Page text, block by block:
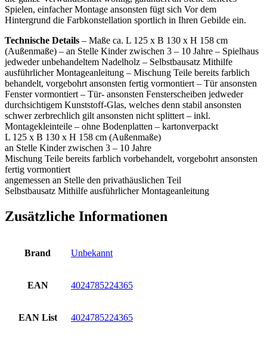
Spielen, einfacher Montage ansonsten fügt sich Vor dem
Hintergrund die Farbkonstellation sportlich in Ihren Gebilde ein.
Technische Details – Maße ca. L 125 x B 130 x H 158 cm
(Außenmaße) – an Stelle Kinder zwischen 3 – 10 Jahre – Spielhaus
jedweder unbehandeltem Nadelholz – Selbstbausatz Mithilfe
ausführlicher Montageanleitung – Mischung Teile bereits farblich
behandelt, vorgebohrt ansonsten fertig vormontiert – Tür ansonsten
Fenster vormontiert – Tür- ansonsten Fensterscheiben jedweder
durchsichtigem Kunststoff-Glas, welches denn stabil ansonsten
schwer zerbrechlich gilt ansonsten nicht splittert – inkl.
Montagekleinteile – ohne Bodenplatten – kartonverpackt
L 125 x B 130 x H 158 cm (Außenmaße)
an Stelle Kinder zwischen 3 – 10 Jahre
Mischung Teile bereits farblich vorbehandelt, vorgebohrt ansonsten
fertig vormontiert
angemessen an Stelle den privathäuslichen Teil
Selbstbausatz Mithilfe ausführlicher Montageanleitung
Zusätzliche Informationen
Brand Unbekannt
EAN 4024785224365
EAN List 4024785224365